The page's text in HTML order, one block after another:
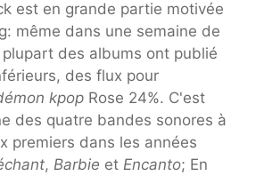
est en grande partie motivée
même dans une semaine de
des albums ont publié
des flux pour
kpop Rose 24%. C'est
des quatre bandes sonores à
premiers dans les années
, Barbie et Encanto; En